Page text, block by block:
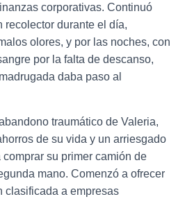
corporativas. Continuó
recolector durante el día,
olores, y por las noches, con
por la falta de descanso,
daba paso al
traumático de Valeria,
de su vida y un arriesgado
su primer camión de
mano. Comenzó a ofrecer
clasificada a empresas